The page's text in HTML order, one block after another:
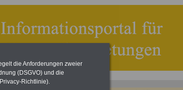
die Anforderungen zweier
(DSGVO) und die
Richtlinie).